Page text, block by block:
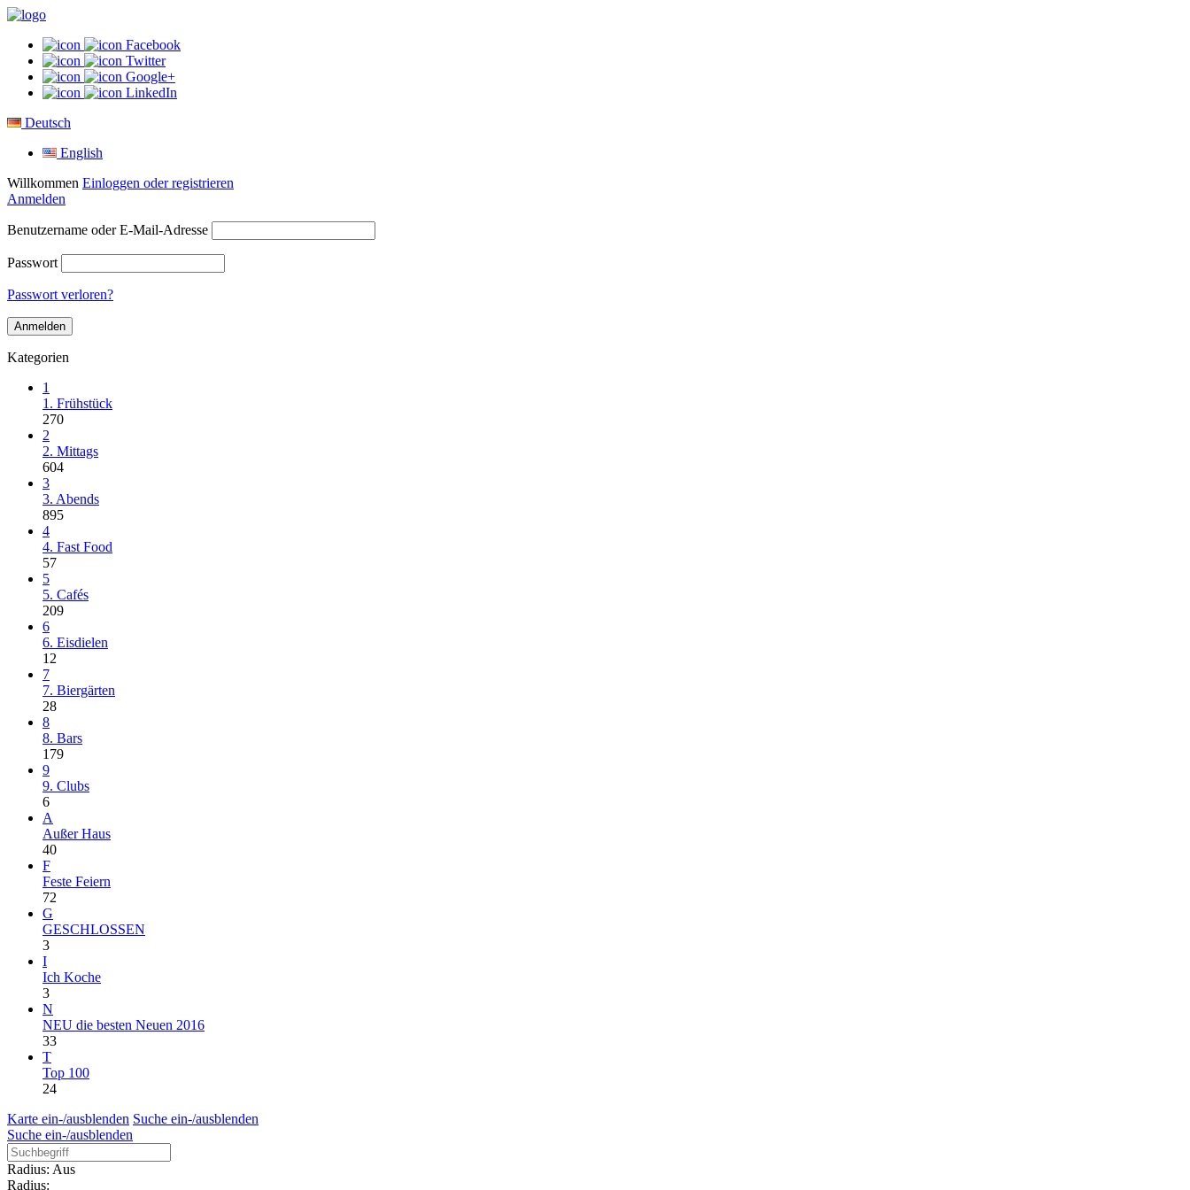
Facebook
Twitter
Google+
LinkedIn
Deutsch
English
Willkommen Einloggen oder registrieren
Anmelden
Benutzername oder E-Mail-Adresse
Passwort
Passwort verloren?
Kategorien
1
1. Frühstück
270
2
2. Mittags
604
3
3. Abends
895
4
4. Fast Food
57
5
5. Cafés
209
6
6. Eisdielen
12
7
7. Biergärten
28
8
8. Bars
179
9
9. Clubs
6
A
Außer Haus
40
F
Feste Feiern
72
G
GESCHLOSSEN
3
I
Ich Koche
3
N
NEU die besten Neuen 2016
33
T
Top 100
24
Karte ein-/ausblenden Suche ein-/ausblenden
Suche ein-/ausblenden
Radius: Aus
Radius: